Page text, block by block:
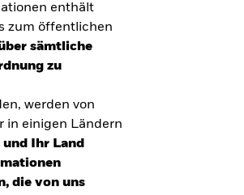
enthält
zum öffentlichen
sämtliche
zu
werden von
in einigen Ländern
Ihr Land
die von uns